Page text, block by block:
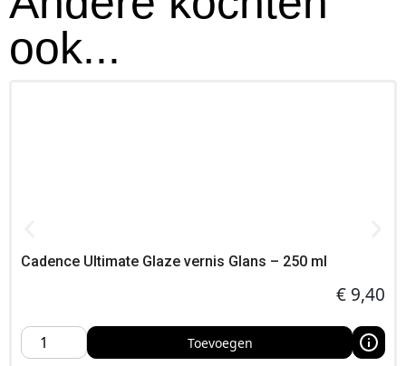
ook...
Cadence Ultimate Glaze vernis Glans – 250 ml
€ 9,40
Toevoegen